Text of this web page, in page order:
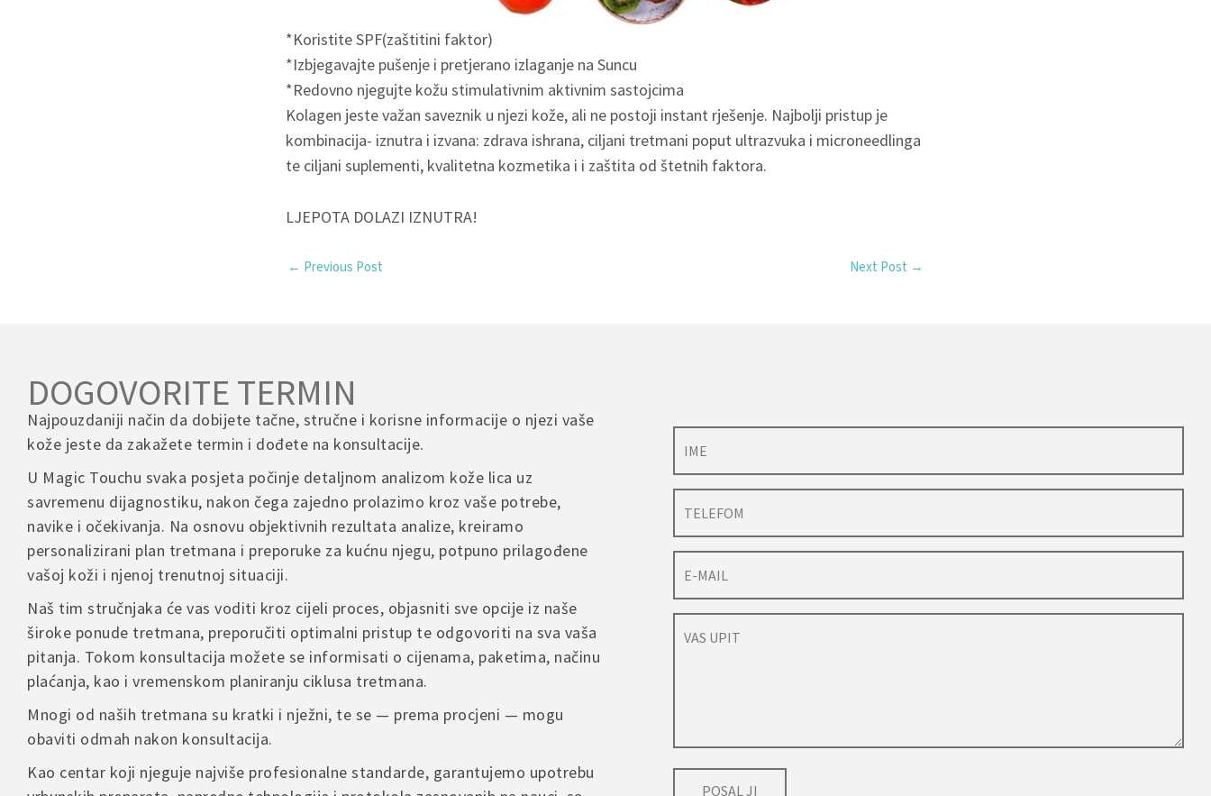
*Koristite SPF(zaštitini faktor)
*Izbjegavajte pušenje i pretjerano izlaganje na Suncu
*Redovno njegujte kožu stimulativnim aktivnim sastojcima
Kolagen jeste važan saveznik u njezi kože, ali ne postoji instant rješenje. Najbolji pristup je
kombinacija- iznutra i izvana: zdrava ishrana, ciljani tretmani poput ultrazvuka i microneedlinga
te ciljani suplementi, kvalitetna kozmetika i i zaštita od štetnih faktora.
LJEPOTA DOLAZI IZNUTRA!
← Previous Post Next Post →
DOGOVORITE TERMIN
Najpouzdaniji način da dobijete tačne, stručne i korisne informacije o njezi vaše
kože jeste da zakažete termin i dođete na konsultacije.
U Magic Touchu svaka posjeta počinje detaljnom analizom kože lica uz
savremenu dijagnostiku, nakon čega zajedno prolazimo kroz vaše potrebe,
navike i očekivanja. Na osnovu objektivnih rezultata analize, kreiramo
personalizirani plan tretmana i preporuke za kućnu njegu, potpuno prilagođene
vašoj koži i njenoj trenutnoj situaciji.
Naš tim stručnjaka će vas voditi kroz cijeli proces, objasniti sve opcije iz naše
široke ponude tretmana, preporučiti optimalni pristup te odgovoriti na sva vaša
pitanja. Tokom konsultacija možete se informisati o cijenama, paketima, načinu
plaćanja, kao i vremenskom planiranju ciklusa tretmana.
Mnogi od naših tretmana su kratki i nježni, te se — prema procjeni — mogu
obaviti odmah nakon konsultacija.
Kao centar koji njeguje najviše profesionalne standarde, garantujemo upotrebu